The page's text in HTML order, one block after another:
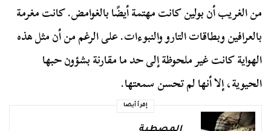
من الغريب أن بولين كانت مهتمة أيضًا بالغوامض. كانت مغرمة
بالعرافين وبطاقات التارو والنبوءات. على الرغم من أن مثل هذه
الهواية كانت غير ملحوظة إلى حد ما مقارنة بشؤون حبها
الحيوية، إلا أنها لم تحسن سمعتها.
إقرأ أيضا